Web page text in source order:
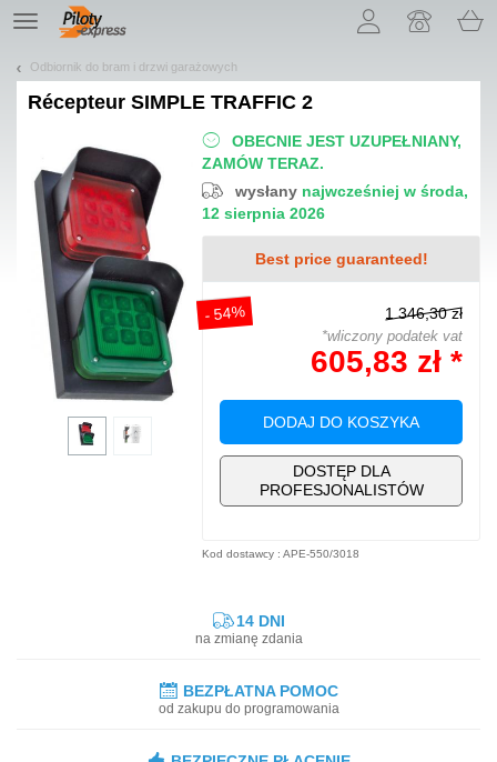
TE
navigation
Odbiornik do bram i drzwi garażowych
Récepteur SIMPLE TRAFFIC 2
OBECNIE JEST UZUPEŁNIANY,
ZAMÓW TERAZ.
wysłany najwcześniej w środa,
12 sierpnia 2026
Best price guaranteed!
- 54% 1 346,30 zł
*wliczony podatek vat
605,83 zł *
DODAJ DO KOSZYKA
DOSTĘP DLA
PROFESJONALISTÓW
Kod dostawcy : APE-550/3018
14 DNI
na zmianę zdania
BEZPŁATNA POMOC
od zakupu do programowania
Pozwól, że przedstawimy nasze ciasteczka!